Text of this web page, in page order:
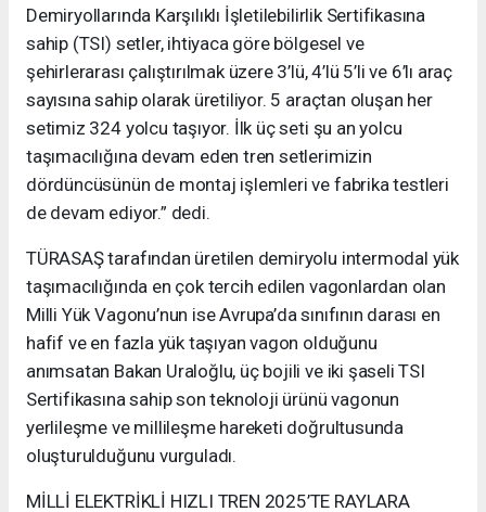
Demiryollarında Karşılıklı İşletilebilirlik Sertifikasına
sahip (TSI) setler, ihtiyaca göre bölgesel ve
şehirlerarası çalıştırılmak üzere 3’lü, 4’lü 5’li ve 6’lı araç
sayısına sahip olarak üretiliyor. 5 araçtan oluşan her
setimiz 324 yolcu taşıyor. İlk üç seti şu an yolcu
taşımacılığına devam eden tren setlerimizin
dördüncüsünün de montaj işlemleri ve fabrika testleri
de devam ediyor.” dedi.
TÜRASAŞ tarafından üretilen demiryolu intermodal yük
taşımacılığında en çok tercih edilen vagonlardan olan
Milli Yük Vagonu’nun ise Avrupa’da sınıfının darası en
hafif ve en fazla yük taşıyan vagon olduğunu
anımsatan Bakan Uraloğlu, üç bojili ve iki şaseli TSI
Sertifikasına sahip son teknoloji ürünü vagonun
yerlileşme ve millileşme hareketi doğrultusunda
oluşturulduğunu vurguladı.
MİLLİ ELEKTRİKLİ HIZLI TREN 2025’TE RAYLARA